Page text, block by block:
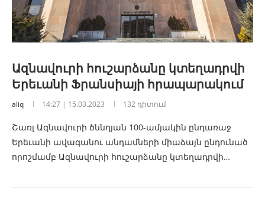
Ազնավուրի հուշարձանը կտեղադրվի
Երեւանի Ֆրանսիայի հրապարակում
aliq 14:27 | 15.03.2023 132 դիտում
Շառլ Ազնավուրի ծննդյան 100-ամյակին ընդառաջ
Երեւանի ավագանու անդամների միաձայն ընդունած
որոշմամբ Ազնավուրի հուշարձանը կտեղադրվի…